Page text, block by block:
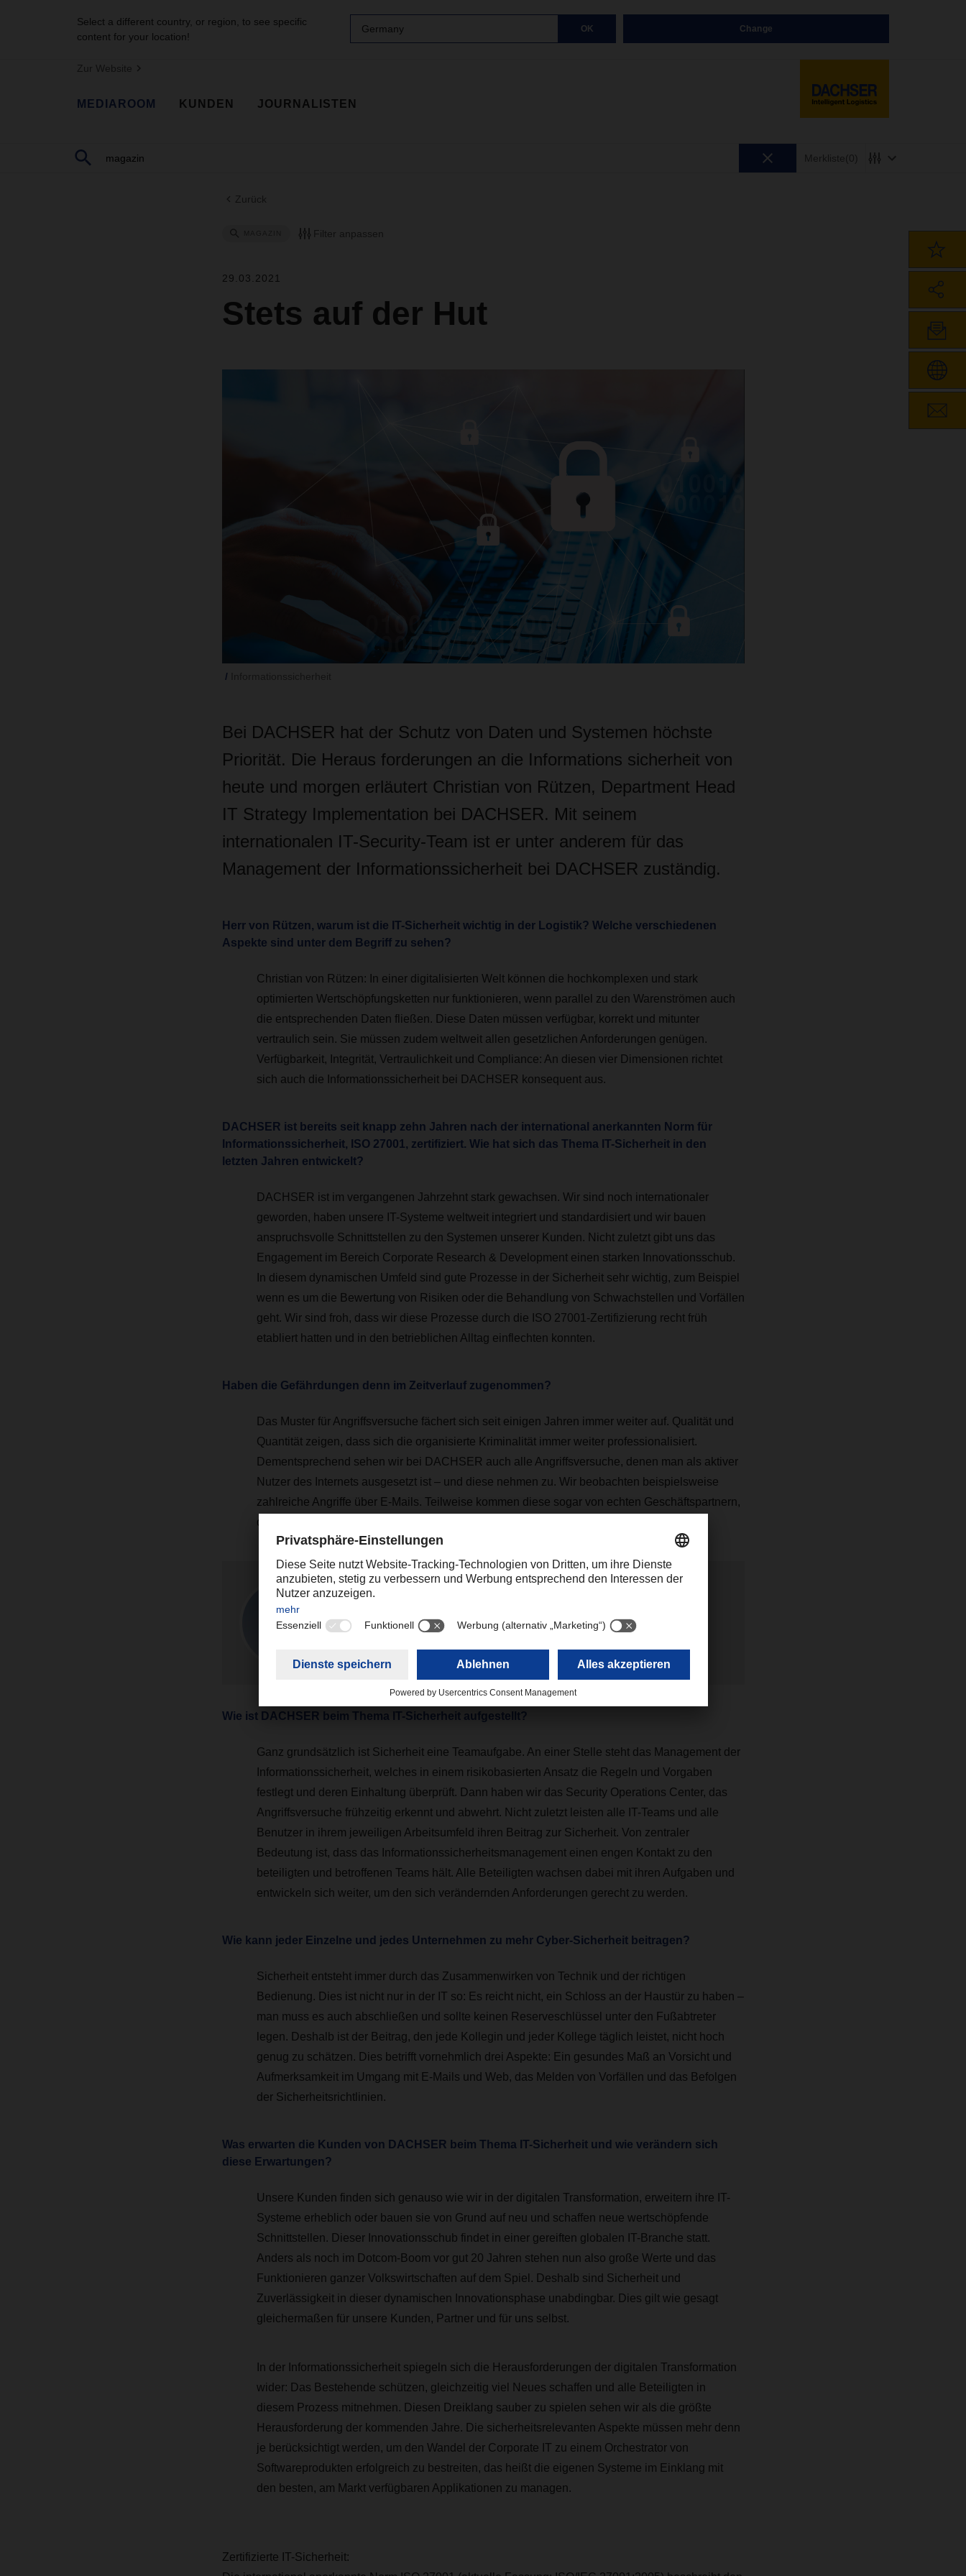
Select a different country, or region, to see specific
content for your location!
Germany OK Change
Zur Website
MEDIAROOM KUNDEN JOURNALISTEN
Merkliste(0)
Zurück
Filter anpassen
29.03.2021
Stets auf der Hut
Bei DACHSER hat der Schutz von Daten und Systemen höchste
Priorität. Die Heraus ­forderungen an die Informations sicherheit von
heute und morgen erläutert Christian von Rützen, Department Head
IT Strategy Implementation bei DACHSER. Mit seinem
internationalen IT-Security-Team ist er unter anderem für das
Management der Informationssicherheit bei DACHSER zuständig.
Herr von Rützen, warum ist die IT-Sicherheit wichtig in der Logistik? Welche verschiedenen
Aspekte sind unter dem Begriff zu sehen?
Christian von Rützen: In einer digitalisierten Welt können die hochkomplexen und stark
optimierten Wertschöpfungsketten nur funktionieren, wenn parallel zu den Warenströmen auch
die entsprechenden Daten fließen. Diese Daten müssen verfügbar, korrekt und mitunter
vertraulich sein. Sie müssen zudem weltweit allen gesetzlichen Anforderungen genügen.
Verfügbarkeit, Integrität, Vertraulichkeit und Compliance: An diesen vier Dimensionen richtet
sich auch die Informationssicherheit bei DACHSER konsequent aus.
DACHSER ist bereits seit knapp zehn Jahren nach der international anerkannten Norm für
Informationssicherheit, ISO 27001, zertifiziert. Wie hat sich das Thema IT-Sicherheit in den
letzten Jahren entwickelt?
DACHSER ist im vergangenen Jahrzehnt stark gewachsen. Wir sind noch internationaler
geworden, haben unsere IT-Systeme weltweit integriert und standardisiert und wir bauen
anspruchsvolle Schnittstellen zu den Systemen unserer Kunden. Nicht zuletzt gibt uns das
Engagement im Bereich Corporate Research & Development einen starken Innovationsschub.
In diesem dynamischen Umfeld sind gute Prozesse in der Sicherheit sehr wichtig, zum Beispiel
wenn es um die Bewertung von Risiken oder die Behandlung von Schwachstellen und Vorfällen
geht. Wir sind froh, dass wir diese Prozesse durch die ISO 27001-Zertifizierung recht früh
etabliert hatten und in den betrieblichen Alltag einflechten konnten.
Haben die Gefährdungen denn im Zeitverlauf zugenommen?
Das Muster für Angriffsversuche fächert sich seit einigen Jahren immer weiter auf. Qualität und
Quantität zeigen, dass sich die organisierte Kriminalität immer weiter professionalisiert.
Dementsprechend sehen wir bei DACHSER auch alle Angriffsversuche, denen man als aktiver
Nutzer des Internets ausgesetzt ist – und diese nehmen zu. Wir beobachten beispielsweise
zahlreiche Angriffe über E-Mails. Teilweise kommen diese sogar von echten Geschäftspartnern,
deren Systeme erfolgreich angegriffen wurden.
Department Head IT Strategy Implementation bei DACHSER
Wie ist DACHSER beim Thema IT-Sicherheit aufgestellt?
Ganz grundsätzlich ist Sicherheit eine Teamaufgabe. An einer Stelle steht das Management der
Informationssicherheit, welches in einem risikobasierten Ansatz die Regeln und Vorgaben
festlegt und deren Einhaltung überprüft. Dann haben wir das Security Operations Center, das
Angriffsversuche frühzeitig erkennt und abwehrt. Nicht zuletzt leisten alle IT-Teams und alle
Benutzer in ihrem jeweiligen Arbeitsumfeld ihren Beitrag zur Sicherheit. Von zentraler
Bedeutung ist, dass das Informationssicherheitsmanagement einen engen Kontakt zu den
beteiligten und betroffenen Teams hält. Alle Beteiligten wachsen dabei mit ihren Aufgaben und
entwickeln sich weiter, um den sich verändernden Anforderungen gerecht zu werden.
Wie kann jeder Einzelne und jedes Unternehmen zu mehr Cyber-Sicherheit beitragen?
Sicherheit entsteht immer durch das Zusammenwirken von Technik und der richtigen
Bedienung. Dies ist nicht nur in der IT so: Es reicht nicht, ein Schloss an der Haustür zu haben –
man muss es auch abschließen und sollte keinen Reserveschlüssel unter den Fußabtreter
legen. Deshalb ist der Beitrag, den jede Kollegin und jeder Kollege täglich leistet, nicht hoch
genug zu schätzen. Dies betrifft vornehmlich drei Aspekte: Ein gesundes Maß an Vorsicht und
Aufmerksamkeit im Umgang mit E-Mails und Web, das Melden von Vorfällen und das Befolgen
der Sicherheitsrichtlinien.
Was erwarten die Kunden von DACHSER beim Thema IT-Sicherheit und wie verändern sich
diese Erwartungen?
Unsere Kunden finden sich genauso wie wir in der digitalen Transformation, erweitern ihre IT-
Systeme erheblich oder bauen sie von Grund auf neu und schaffen neue wertschöpfende
Schnittstellen. Dieser Innovationsschub findet in einer gereiften globalen IT-Branche statt.
Anders als noch im Dotcom-Boom vor gut 20 Jahren stehen nun also große Werte und das
Funktionieren ganzer Volkswirtschaften auf dem Spiel. Deshalb sind Sicherheit und
Zuverlässigkeit in dieser dynamischen Innovationsphase unabdingbar. Dies gilt wie gesagt
gleichermaßen für unsere Kunden, Partner und für uns selbst.
In der Informationssicherheit spiegeln sich die Herausforderungen der digitalen Transformation
wider: Das Bestehende schützen, gleichzeitig viel Neues schaffen und alle Beteiligten in
diesem Prozess mitnehmen. Diesen Dreiklang sauber zu spielen sehen wir als die größte
Herausforderung der kommenden Jahre. Die sicherheitsrelevanten Aspekte müssen mehr denn
je berücksichtigt werden, um den Wandel der Corporate IT zu einem Orchestrator von
Softwareprodukten erfolgreich zu bestreiten, das heißt die eigenen Systeme im Einklang mit
den besten, am Markt verfügbaren Applikationen zu managen.
Zertifizierte IT-Sicherheit: